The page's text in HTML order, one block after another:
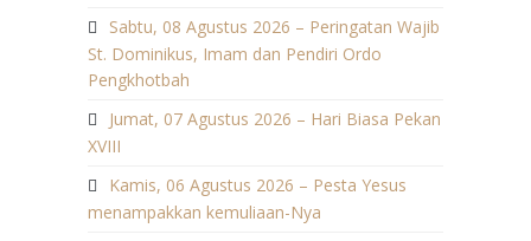
Sabtu, 08 Agustus 2026 – Peringatan Wajib
St. Dominikus, Imam dan Pendiri Ordo
Pengkhotbah
Jumat, 07 Agustus 2026 – Hari Biasa Pekan
XVIII
Kamis, 06 Agustus 2026 – Pesta Yesus
menampakkan kemuliaan-Nya